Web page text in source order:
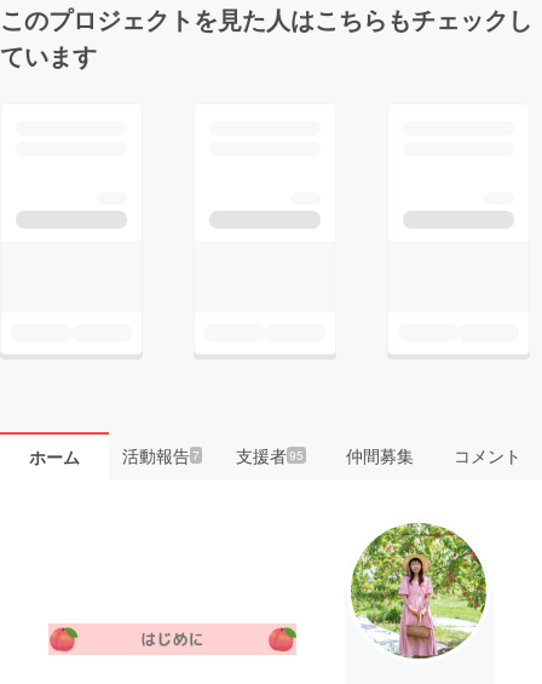
このプロジェクトを見た人はこちらもチェックし
ています
ホーム 活動報告7 支援者95 仲間募集 コメント